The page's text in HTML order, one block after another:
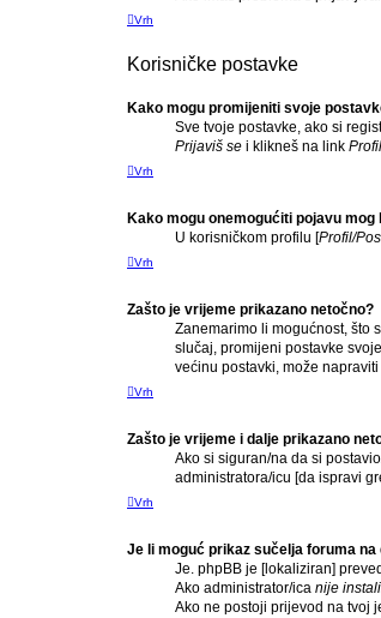
Vrh
Korisničke postavke
Kako mogu promijeniti svoje
Sve tvoje postavke, ako si
Prijaviš se i klikneš na link
Vrh
Kako mogu onemogućiti pojavu
U korisničkom profilu [Profil/
Vrh
Zašto je vrijeme prikazano netočno?
Zanemarimo li mogućnost, što
slučaj, promijeni postavke
većinu postavki, može
Vrh
Zašto je vrijeme i dalje prikazano
Ako si siguran/na da si
administratora/icu [da ispravi
Vrh
Je li moguć prikaz sučelja foruma
Je. phpBB je [lokaliziran]
Ako administrator/ica nije
Ako ne postoji prijevod na tvoj